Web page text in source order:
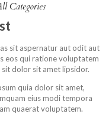
Categories
sit aspernatur aut odit aut
eos qui ratione voluptatem
dolor sit amet lipsidor.
quia dolor sit amet,
eius modi tempora
quaerat voluptatem.